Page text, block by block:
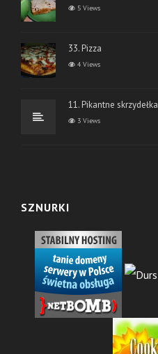
5 Views
33. Pizza
4 Views
11. Pikantne skrzydełka
3 Views
SZNURKI